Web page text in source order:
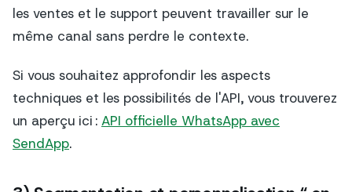
les ventes et le support peuvent travailler sur le
même canal sans perdre le contexte.
Si vous souhaitez approfondir les aspects
techniques et les possibilités de l'API, vous trouverez
un aperçu ici : API officielle WhatsApp avec
SendApp.